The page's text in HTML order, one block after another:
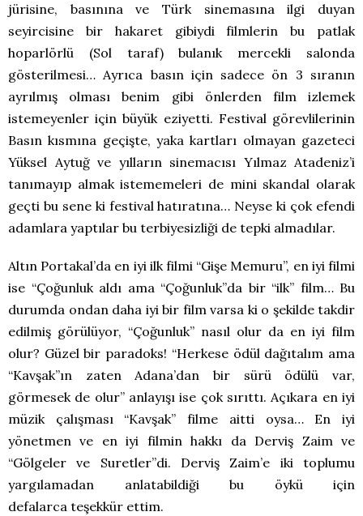
jürisine, basınına ve Türk sinemasına ilgi duyan
seyircisine bir hakaret gibiydi filmlerin bu patlak
hoparlörlü (Sol taraf) bulanık mercekli salonda
gösterilmesi… Ayrıca basın için sadece ön 3 sıranın
ayrılmış olması benim gibi önlerden film izlemek
istemeyenler için büyük eziyetti. Festival görevlilerinin
Basın kısmına geçişte, yaka kartları olmayan gazeteci
Yüksel Aytuğ ve yılların sinemacısı Yılmaz Atadeniz’i
tanımayıp almak istememeleri de mini skandal olarak
geçti bu sene ki festival hatıratına… Neyse ki çok efendi
adamlara yaptılar bu terbiyesizliği de tepki almadılar.
Altın Portakal’da en iyi ilk filmi “Gişe Memuru”, en iyi filmi
ise “Çoğunluk aldı ama “Çoğunluk”da bir “ilk” film… Bu
durumda ondan daha iyi bir film varsa ki o şekilde takdir
edilmiş görülüyor, “Çoğunluk” nasıl olur da en iyi film
olur? Güzel bir paradoks! “Herkese ödül dağıtalım ama
“Kavşak”ın zaten Adana’dan bir sürü ödülü var,
görmesek de olur” anlayışı ise çok sırıttı. Açıkara en iyi
müzik çalışması “Kavşak” filme aitti oysa… En iyi
yönetmen ve en iyi filmin hakkı da Derviş Zaim ve
“Gölgeler ve Suretler”di. Derviş Zaim’e iki toplumu
yargılamadan anlatabildiği bu öykü için
defalarca teşekkür ettim.